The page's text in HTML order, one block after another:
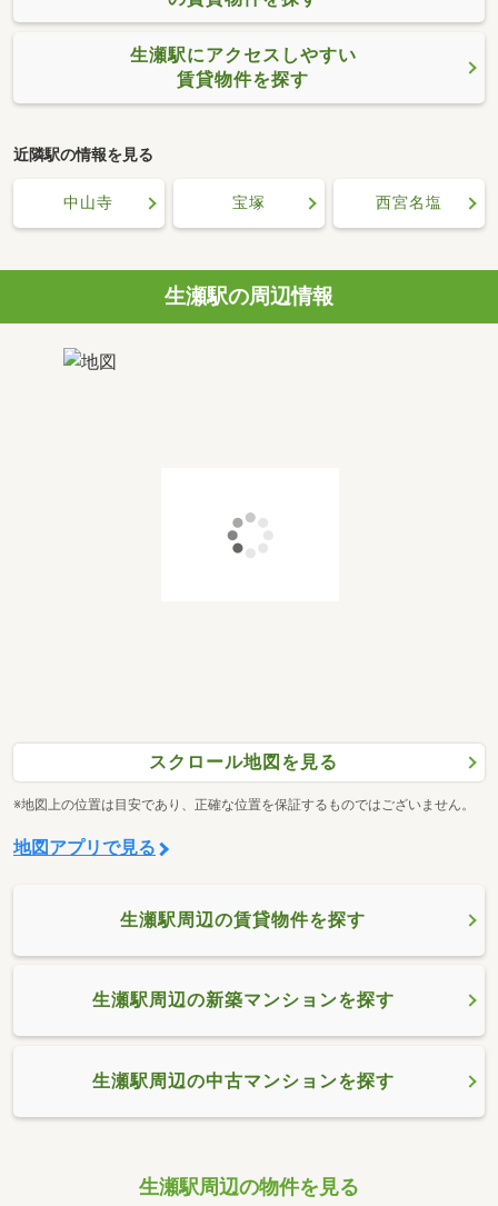
生瀬駅にアクセスしやすい
賃貸物件を探す
近隣駅の情報を見る
中山寺 宝塚 西宮名塩
生瀬駅の周辺情報
スクロール地図を見る
※地図上の位置は目安であり、正確な位置を保証するものではございません。
地図アプリで見る
生瀬駅周辺の賃貸物件を探す
生瀬駅周辺の新築マンションを探す
生瀬駅周辺の中古マンションを探す
生瀬駅周辺の物件を見る